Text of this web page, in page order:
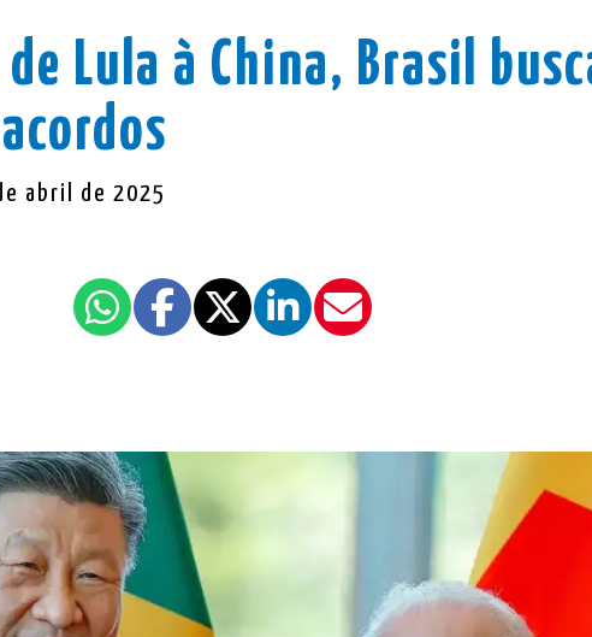
Lula à China, Brasil
abril de 2025